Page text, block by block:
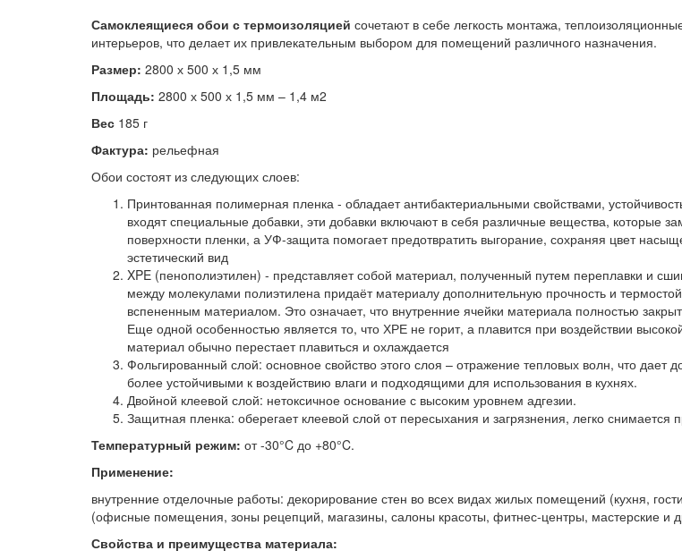
Самоклеящиеся обои с термоизоляцией сочетают в себе легкость монтажа,
интерьеров, что делает их привлекательным выбором для помещений различного назначения.
Размер: 2800 х 500 х 1,5 мм
Площадь: 2800 х 500 х 1,5 мм – 1,4 м2
Вес 185 г
Фактура: рельефная
Обои состоят из следующих слоев:
Принтованная полимерная пленка - обладает антибактериальными свойствами,
входят специальные добавки, эти добавки включают в себя различные вещества, которые
поверхности пленки, а УФ-защита помогает предотвратить выгорание, сохраняя цвет
эстетический вид
XPE (пенополиэтилен) - представляет собой материал, полученный путем переплавки и
между молекулами полиэтилена придаёт материалу дополнительную прочность и
вспененным материалом. Это означает, что внутренние ячейки материала полностью
Еще одной особенностью является то, что ХРЕ не горит, а плавится при воздействии
материал обычно перестает плавиться и охлаждается
Фольгированный слой: основное свойство этого слоя – отражение тепловых волн, что
более устойчивыми к воздействию влаги и подходящими для использования в кухнях.
Двойной клеевой слой: нетоксичное основание с высоким уровнем адгезии.
Защитная пленка: оберегает клеевой слой от пересыхания и загрязнения, легко снимается
Температурный режим: от -30°C до +80°C.
Применение:
внутренние отделочные работы: декорирование стен во всех видах жилых помещений (кухня,
(офисные помещения, зоны рецепций, магазины, салоны красоты, фитнес-центры, мастерские и
Свойства и преимущества материала: